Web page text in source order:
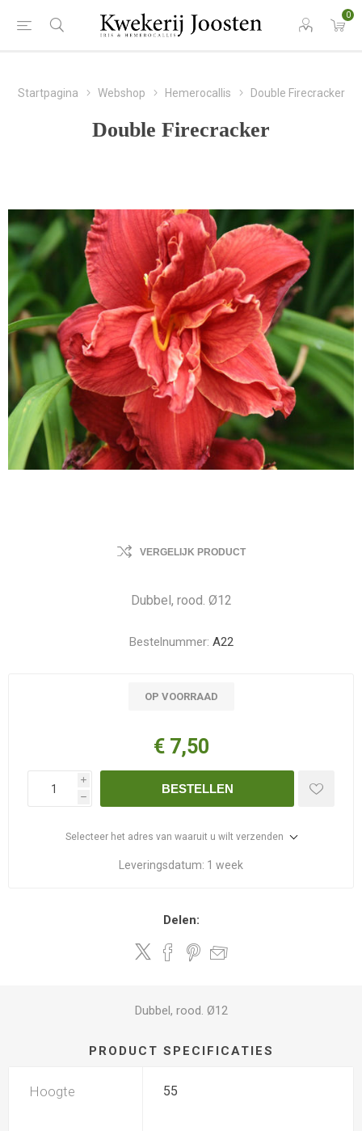
0
Startpagina Webshop Hemerocallis Double Firecracker
Double Firecracker
VERGELIJK PRODUCT
Dubbel, rood. Ø12
Bestelnummer: A22
OP VOORRAAD
€ 7,50
i
h
BESTELLEN
Selecteer het adres van waaruit u wilt verzenden
Leveringsdatum: 1 week
Delen:
Dubbel, rood. Ø12
PRODUCT SPECIFICATIES
Hoogte 55